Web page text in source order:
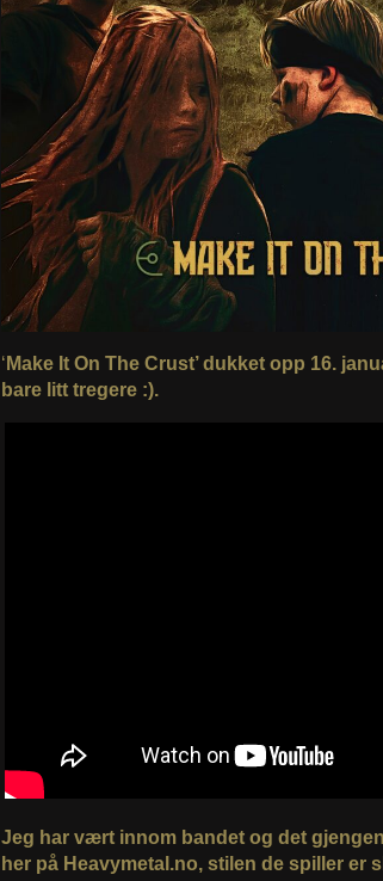
‘ Make It On The Crust’ dukket opp 16.
bare litt tregere :).
Jeg har vært innom bandet og det
her på Heavymetal.no, stilen de spiller er